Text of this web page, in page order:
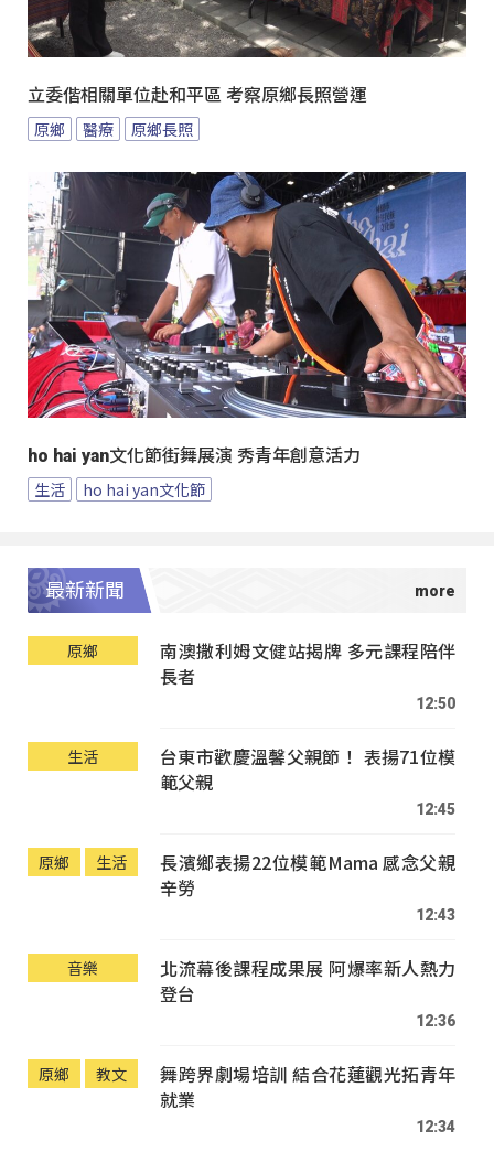
立委偕相關單位赴和平區 考察原鄉長照營運
原鄉 醫療 原鄉長照
ho hai yan文化節街舞展演 秀青年創意活力
生活 ho hai yan文化節
最新新聞
原鄉
南澳撒利姆文健站揭牌 多元課程陪伴
長者
12:50
生活
台東市歡慶溫馨父親節！ 表揚71位模
範父親
12:45
原鄉 生活
長濱鄉表揚22位模範Mama 感念父親
辛勞
12:43
音樂
北流幕後課程成果展 阿爆率新人熱力
登台
12:36
原鄉 教文
舞跨界劇場培訓 結合花蓮觀光拓青年
就業
12:34